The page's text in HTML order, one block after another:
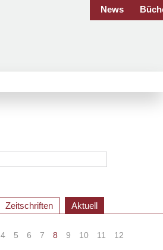
News
Zeitschriften Aktuell
4 5 6 7 8 9 10 11 12